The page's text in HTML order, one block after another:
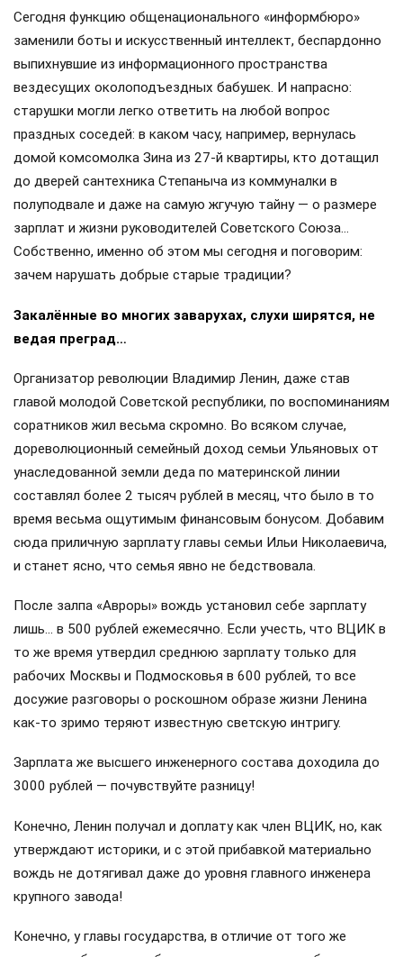
Сегодня функцию общенационального «информбюро»
заменили боты и искусственный интеллект, беспардонно
выпихнувшие из информационного пространства
вездесущих околоподъездных бабушек. И напрасно:
старушки могли легко ответить на любой вопрос
праздных соседей: в каком часу, например, вернулась
домой комсомолка Зина из 27-й квартиры, кто дотащил
до дверей сантехника Степаныча из коммуналки в
полуподвале и даже на самую жгучую тайну — о размере
зарплат и жизни руководителей Советского Союза…
Собственно, именно об этом мы сегодня и поговорим:
зачем нарушать добрые старые традиции?
Закалённые во многих заварухах, слухи ширятся, не
ведая преград…
Организатор революции Владимир Ленин, даже став
главой молодой Советской республики, по воспоминаниям
соратников жил весьма скромно. Во всяком случае,
дореволюционный семейный доход семьи Ульяновых от
унаследованной земли деда по материнской линии
составлял более 2 тысяч рублей в месяц, что было в то
время весьма ощутимым финансовым бонусом. Добавим
сюда приличную зарплату главы семьи Ильи Николаевича,
и станет ясно, что семья явно не бедствовала.
После залпа «Авроры» вождь установил себе зарплату
лишь… в 500 рублей ежемесячно. Если учесть, что ВЦИК в
то же время утвердил среднюю зарплату только для
рабочих Москвы и Подмосковья в 600 рублей, то все
досужие разговоры о роскошном образе жизни Ленина
как-то зримо теряют известную светскую интригу.
Зарплата же высшего инженерного состава доходила до
3000 рублей — почувствуйте разницу!
Конечно, Ленин получал и доплату как член ВЦИК, но, как
утверждают историки, и с этой прибавкой материально
вождь не дотягивал даже до уровня главного инженера
крупного завода!
Конечно, у главы государства, в отличие от того же